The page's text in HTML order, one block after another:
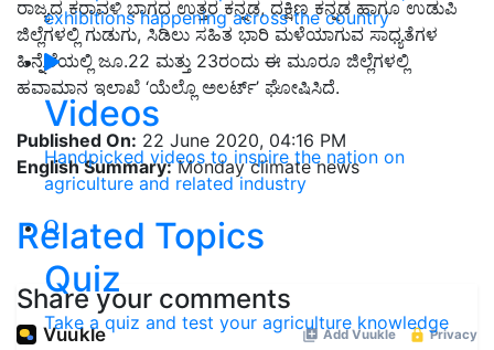
exhibitions happening across the country
Videos
Handpicked videos to inspire the nation on
agriculture and related industry
Quiz
Take a quiz and test your agriculture knowledge
ರಾಜ್ಯದ ಕರಾವಳಿ ಭಾಗದ ಉತ್ತರ ಕನ್ನಡ, ದಕ್ಷಿಣ ಕನ್ನಡ ಹಾಗೂ ಉಡುಪಿ
ಜಿಲ್ಲೆಗಳಲ್ಲಿ ಗುಡುಗು, ಸಿಡಿಲು ಸಹಿತ ಭಾರಿ ಮಳೆಯಾಗುವ ಸಾಧ್ಯತೆಗಳ
ಹಿನ್ನೆಲೆಯಲ್ಲಿ ಜೂ.22 ಮತ್ತು 23ರಂದು ಈ ಮೂರೂ ಜಿಲ್ಲೆಗಳಲ್ಲಿ
ಹವಾಮಾನ ಇಲಾಖೆ ‘ಯೆಲ್ಲೊ ಅಲರ್ಟ್’ ಘೋಷಿಸಿದೆ.
Published On: 22 June 2020, 04:16 PM
English Summary:Monday climate news
Related Topics
Share your comments